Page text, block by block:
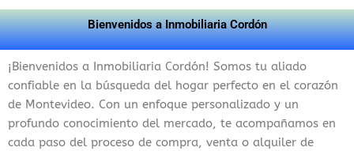
Bienvenidos a Inmobiliaria Cordón
¡Bienvenidos a Inmobiliaria Cordón! Somos tu aliado
confiable en la búsqueda del hogar perfecto en el corazón
de Montevideo. Con un enfoque personalizado y un
profundo conocimiento del mercado, te acompañamos en
cada paso del proceso de compra, venta o alquiler de